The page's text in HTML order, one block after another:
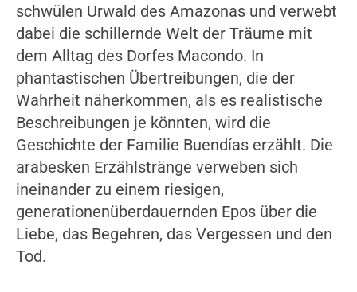
schwülen Urwald des Amazonas und verwebt
dabei die schillernde Welt der Träume mit
dem Alltag des Dorfes Macondo. In
phantastischen Übertreibungen, die der
Wahrheit näherkommen, als es realistische
Beschreibungen je könnten, wird die
Geschichte der Familie Buendías erzählt. Die
arabesken Erzählstränge verweben sich
ineinander zu einem riesigen,
generationenüberdauernden Epos über die
Liebe, das Begehren, das Vergessen und den
Tod.